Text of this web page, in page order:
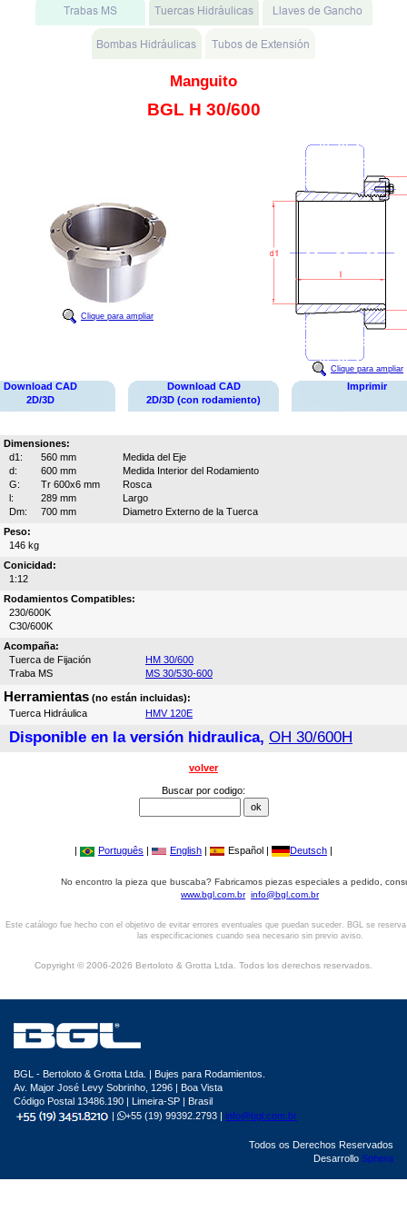
Manguito
BGL H 30/600
Clique para ampliar
Clique para ampliar
Download CAD
2D/3D
Download CAD
2D/3D (con rodamiento)
Imprimir
Dimensiones:
d1:
560 mm
Medida del Eje
d:
600 mm
Medida Interior del Rodamiento
G:
Tr 600x6 mm
Rosca
l:
289 mm
Largo
Dm:
700 mm
Diametro Externo de la Tuerca
Peso:
146 kg
Conicidad:
1:12
Rodamientos Compatibles:
230/600K
C30/600K
Acompaña:
Tuerca de Fijación
HM 30/600
Traba MS
MS 30/530-600
Herramientas (no están incluidas):
Tuerca Hidráulica
HMV 120E
Disponible en la versión hidraulica, OH 30/600H
volver
Buscar por codigo:
| Português | English | Español | Deutsch |
No encontro la pieza que buscaba? Fabricamos piezas especiales a pedido,
www.bgl.com.br info@bgl.com.br
Este catálogo fue hecho con el objetivo de evitar errores eventuales que puedan suceder. BGL se
las especificaciones cuando sea necesario sin previo aviso.
Copyright © 2006-2026 Bertoloto & Grotta Ltda. Todos los derechos reservados.
BGL - Bertoloto & Grotta Ltda. | Bujes para Rodamientos.
Av. Major José Levy Sobrinho, 1296 | Boa Vista
Código Postal 13486.190 | Limeira-SP | Brasil
|
+55 (19) 99392.2793 | info@bgl.com.br
Todos os Derechos Reservados
Desarrollo Sphera